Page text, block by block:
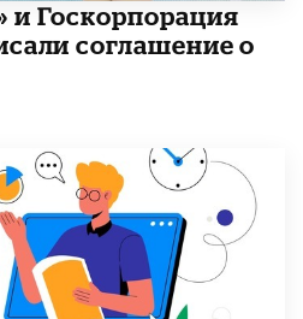
Госкорпорация
соглашение о